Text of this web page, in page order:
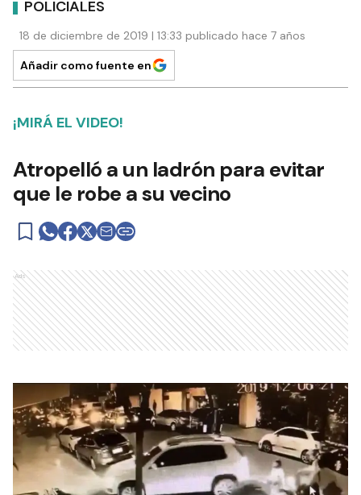
POLICIALES
18 de diciembre de 2019 | 13:33 publicado hace 7 años
Añadir como fuente en
¡MIRÁ EL VIDEO!
Atropelló a un ladrón para evitar
que le robe a su vecino
Ads